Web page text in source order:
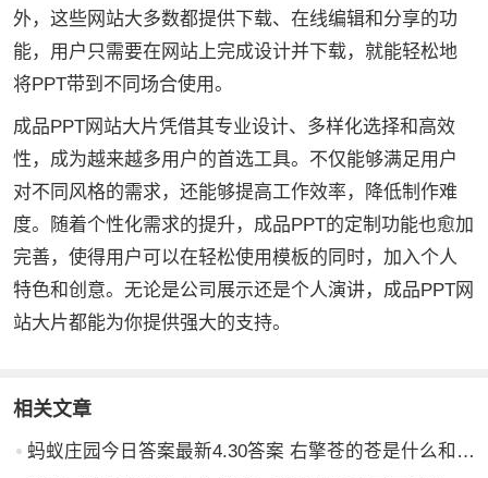
外，这些网站大多数都提供下载、在线编辑和分享的功
能，用户只需要在网站上完成设计并下载，就能轻松地
将PPT带到不同场合使用。
成品PPT网站大片凭借其专业设计、多样化选择和高效
性，成为越来越多用户的首选工具。不仅能够满足用户
对不同风格的需求，还能够提高工作效率，降低制作难
度。随着个性化需求的提升，成品PPT的定制功能也愈加
完善，使得用户可以在轻松使用模板的同时，加入个人
特色和创意。无论是公司展示还是个人演讲，成品PPT网
站大片都能为你提供强大的支持。
相关文章
蚂蚁庄园今日答案最新4.30答案 右擎苍的苍是什么和鉴别黑米